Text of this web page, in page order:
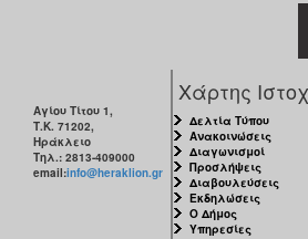
Αγίου Τίτου 1,
Τ.Κ. 71202,
Ηράκλειο
Τηλ.: 2813-409000
email:info@heraklion.gr
Χάρτης
Δελτία Τύπου
Ανακοινώσεις
Διαγωνισμοί
Προσλήψεις
Διαβουλεύσεις
Εκδηλώσεις
Ο Δήμος
Υπηρεσίες